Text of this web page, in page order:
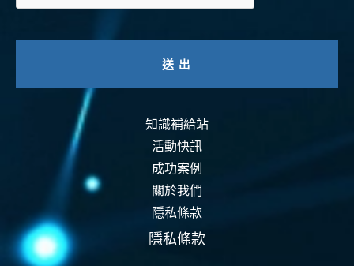
知識補給站
活動快訊
成功案例
關於我們
隱私條款
隱私條款
資安認證 智能運維